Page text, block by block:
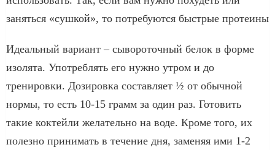
заняться «сушкой», то потребуются быстрые протеины
Идеальный вариант – сывороточный белок в форме
изолята. Употреблять его нужно утром и до
тренировки. Дозировка составляет ½ от обычной
нормы, то есть 10-15 грамм за один раз. Готовить
такие коктейли желательно на воде. Кроме того, их
полезно принимать в течение дня, заменяя ими 1-2